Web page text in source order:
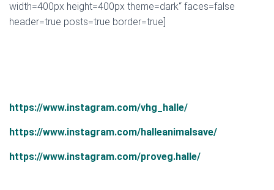
width=400px height=400px theme=dark“ faces=false
header=true posts=true border=true]
https://www.instagram.com/vhg_halle/
https://www.instagram.com/halleanimalsave/
https://www.instagram.com/proveg.halle/